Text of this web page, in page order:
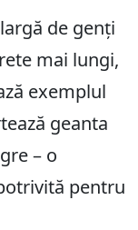
de genți
mai lungi,
exemplul
geanta
– o
pentru